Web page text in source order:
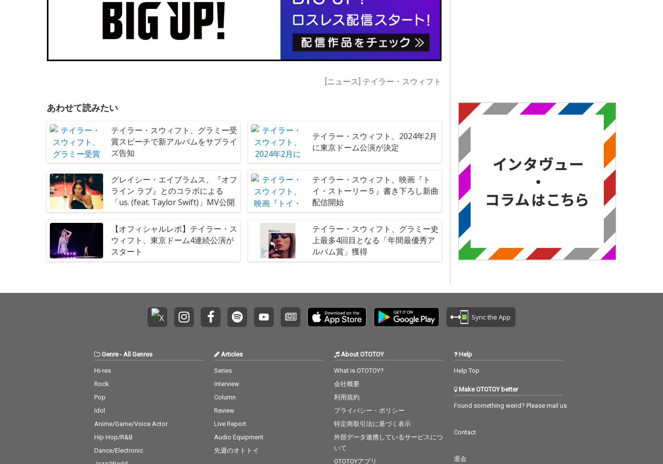
[ニュース] テイラー・スウィフト
あわせて読みたい
テイラー・スウィフト、グラミー受
賞スピーチで新アルバムをサプライ
ズ告知
テイラー・スウィフト、2024年2月
に東京ドーム公演が決定
グレイシー・エイブラムス、『オフ
ライン ラブ』とのコラボによる
「us. (feat. Taylor Swift)」MV公開
テイラー・スウィフト、映画『ト
イ・ストーリー５』書き下ろし新曲
配信開始
【オフィシャルレポ】テイラー・ス
ウィフト、東京ドーム4連続公演が
スタート
テイラー・スウィフト、グラミー史
上最多4回目となる「年間最優秀ア
ルバム賞」獲得
Sync the App
Genre- All Genres
Hi-res
Rock
Pop
Idol
Anime/Game/Voice Actor
Hip Hop/R&B
Dance/Electronic
Articles
Series
Interview
Column
Review
Live Report
Audio Equipment
先週のオトトイ
About OTOTOY
What is OTOTOY?
会社概要
利用規約
プライバシー・ポリシー
特定商取引法に基づく表示
外部データ連携しているサービスにつ
いて
OTOTOYアプリ
Help
Help Top
Make OTOTOY better
Found something weird? Please mail us
Contact
退会